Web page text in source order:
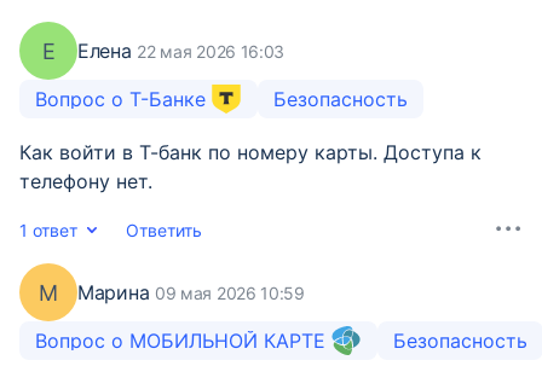
Е Елена 22 мая 2026 16:03
Вопрос о Т-Банке Безопасность
Как войти в Т-банк по номеру карты. Доступа к
телефону нет.
1 ответ Ответить
М Марина 09 мая 2026 10:59
Вопрос о МОБИЛЬНОЙ КАРТЕ Безопасность